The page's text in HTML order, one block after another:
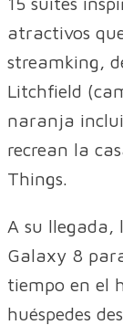
atractivos
streamking,
Litchfield
naranja
recrean la
Things.
A su llegada,
Galaxy 8
tiempo en el
huéspedes